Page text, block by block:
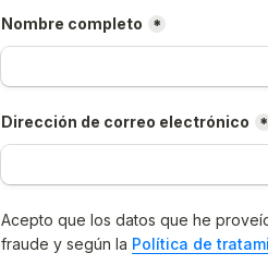
Nombre completo *
Dirección de correo electrónico *
Acepto que los datos que he
fraude y según la Política de